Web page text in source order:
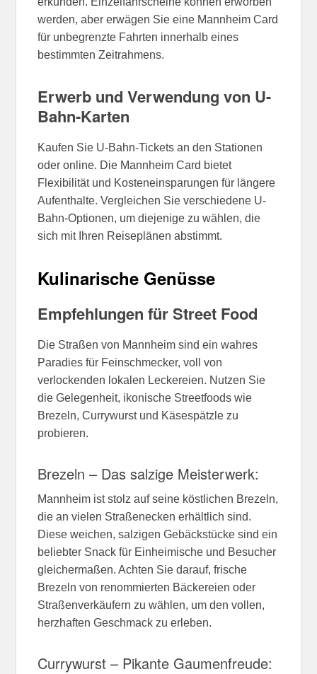
werden, aber erwägen Sie eine Mannheim Card
für unbegrenzte Fahrten innerhalb eines
bestimmten Zeitrahmens.
Erwerb und Verwendung von U-
Bahn-Karten
Kaufen Sie U-Bahn-Tickets an den Stationen
oder online. Die Mannheim Card bietet
Flexibilität und Kosteneinsparungen für längere
Aufenthalte. Vergleichen Sie verschiedene U-
Bahn-Optionen, um diejenige zu wählen, die
sich mit Ihren Reiseplänen abstimmt.
Kulinarische Genüsse
Empfehlungen für Street Food
Die Straßen von Mannheim sind ein wahres
Paradies für Feinschmecker, voll von
verlockenden lokalen Leckereien. Nutzen Sie
die Gelegenheit, ikonische Streetfoods wie
Brezeln, Currywurst und Käsespätzle zu
probieren.
Brezeln – Das salzige Meisterwerk:
Mannheim ist stolz auf seine köstlichen Brezeln,
die an vielen Straßenecken erhältlich sind.
Diese weichen, salzigen Gebäckstücke sind ein
beliebter Snack für Einheimische und Besucher
gleichermaßen. Achten Sie darauf, frische
Brezeln von renommierten Bäckereien oder
Straßenverkäufern zu wählen, um den vollen,
herzhaften Geschmack zu erleben.
Currywurst – Pikante Gaumenfreude: